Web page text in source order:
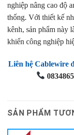
nghiệp nâng cao độ
thống. Với thiết kế
kênh, sản phẩm này
khiển công nghiệp
Liên hệ Cablewire
SẢN PHẨM